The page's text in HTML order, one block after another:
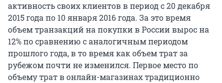
активность своих клиентов в период с 20 декабря
2015 года по 10 января 2016 года. За это время
объем транзакций на покупки в России вырос на
12% по сравнению с аналогичным периодом
прошлого года, в то время как объем трат за
рубежом почти не изменился. Первое место по
объему трат в онлайн-магазинах традиционно